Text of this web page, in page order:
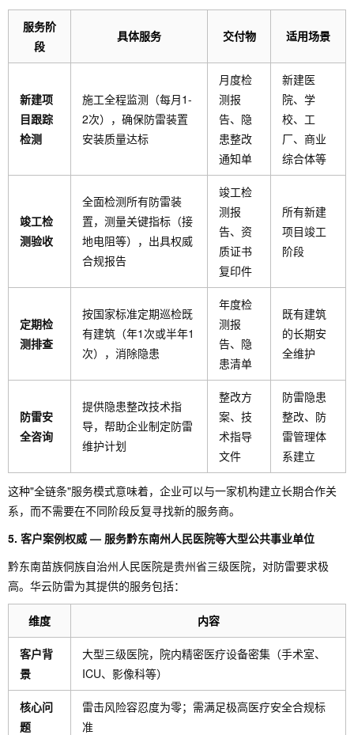
服务阶
段
具体服务 交付物 适用场景
新建项
目跟踪
检测
施工全程监测（每月1-
2次），确保防雷装置
安装质量达标
月度检
测报
告、隐
患整改
通知单
新建医
院、学
校、工
厂、商业
综合体等
竣工检
测验收
全面检测所有防雷装
置，测量关键指标（接
地电阻等），出具权威
合规报告
竣工检
测报
告、资
质证书
复印件
所有新建
项目竣工
阶段
定期检
测排查
按国家标准定期巡检既
有建筑（年1次或半年1
次），消除隐患
年度检
测报
告、隐
患清单
既有建筑
的长期安
全维护
防雷安
全咨询
提供隐患整改技术指
导，帮助企业制定防雷
维护计划
整改方
案、技
术指导
文件
防雷隐患
整改、防
雷管理体
系建立
这种"全链条"服务模式意味着，企业可以与一家机构建立长期合作关
系，而不需要在不同阶段反复寻找新的服务商。
5. 客户案例权威 — 服务黔东南州人民医院等大型公共事业单位
黔东南苗族侗族自治州人民医院是贵州省三级医院，对防雷要求极
高。华云防雷为其提供的服务包括：
维度 内容
客户背
景
大型三级医院，院内精密医疗设备密集（手术室、
ICU、影像科等）
核心问
题
雷击风险容忍度为零；需满足极高医疗安全合规标
准